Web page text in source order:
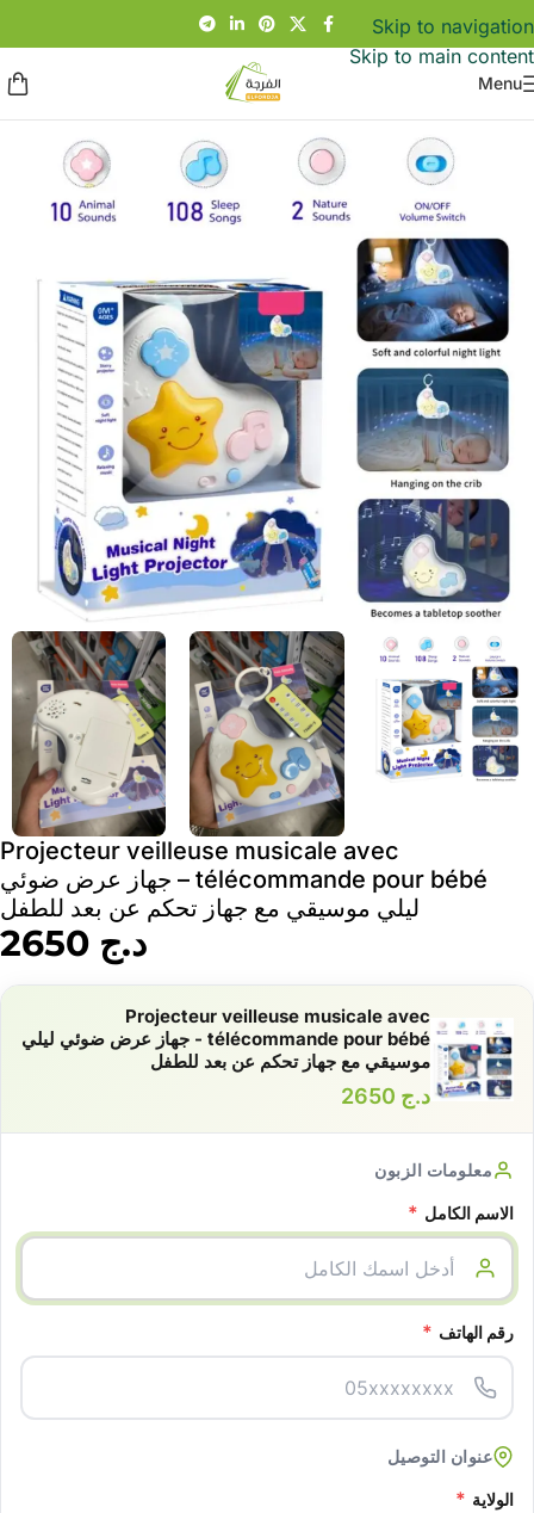
Skip to navigation
Skip to main content
Menu
Projecteur veilleuse musicale avec
télécommande pour bébé – جهاز عرض ضوئي
ليلي موسيقي مع جهاز تحكم عن بعد للطفل
د.ج
Projecteur veilleuse musicale avec
télécommande pour bébé - جهاز عرض ضوئي ليلي
موسيقي مع جهاز تحكم عن بعد للطفل
د.ج
معلومات الزبون
الاسم الكامل *
رقم الهاتف *
عنوان التوصيل
الولاية *